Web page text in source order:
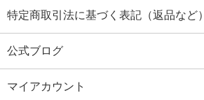
特定商取引法に基づく表記（返品など）
公式ブログ
マイアカウント